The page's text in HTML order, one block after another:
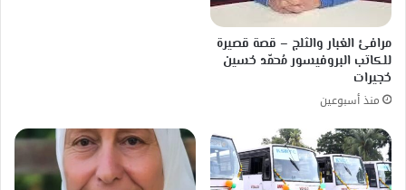
مرافئ الغبار والثلج – قصة قصيرة
للكاتب البروفيسور مُحمّد حُسين
حُجيرات
منذ أسبوعين